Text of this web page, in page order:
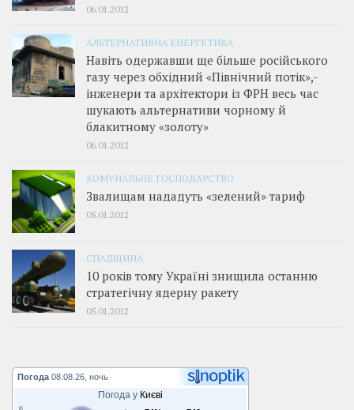
06.01.2012
АЛЬТЕРНАТИВНА ЕНЕРГЕТИКА
Навіть одержавши ще більше російського
газу через обхідний «Північний потік»,­
інженери та архітектори із ФРН весь час
шукають альтернативи чорному й
блакитному «золоту»
06.01.2012
КОМУНАЛЬНЕ ГОСПОДАРСТВО
Звалищам нададуть «зелений» тариф
05.01.2012
СПАДЩИНА
10 років тому Україні знищила останню
стратегічну ядерну ракету
05.01.2012
Погода 08.08.26, ночь
Погода у Києві